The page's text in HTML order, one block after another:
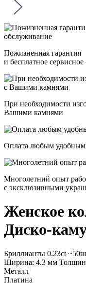
Пожизненная гарантия
и бесплатное
При необходимости
Вашими камнями
Оплата любым удобным
Многолетний опыт
с эксклюзивными
Женское
Диско-
Бриллианты 0.23ct
Ширина: 4.3 мм
Металл
Платина